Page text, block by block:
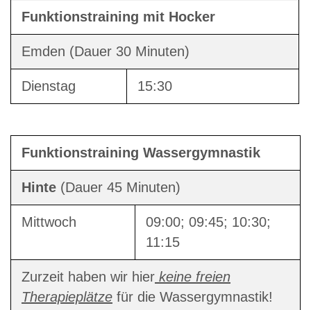
Funktionstraining mit Hocker
Emden (Dauer 30 Minuten)
Dienstag 15:30
Funktionstraining Wassergymnastik
Hinte (Dauer 45 Minuten)
Mittwoch
09:00; 09:45; 10:30;
11:15
Zurzeit haben wir hier keine freien
Therapieplätze für die Wassergymnastik!